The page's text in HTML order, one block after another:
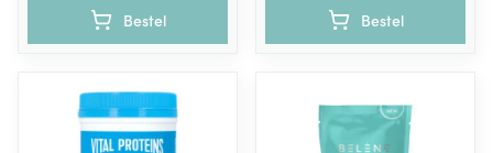
Bestel Bestel